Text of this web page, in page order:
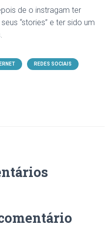
de o instragam ter
“stories” e ter sido um
REDES SOCIAIS